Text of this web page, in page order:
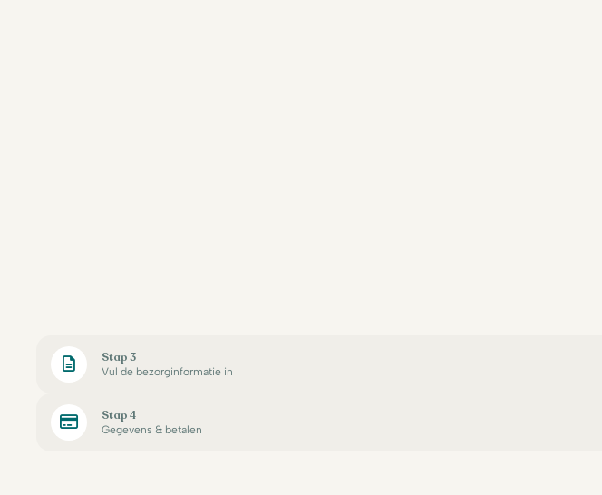
Stap 3
Vul de bezorginformatie in
Stap 4
Gegevens & betalen